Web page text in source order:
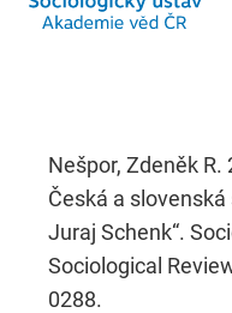
Nešpor, Zdeněk R.
Česká a
Juraj Schenk“.
Sociological
0288.